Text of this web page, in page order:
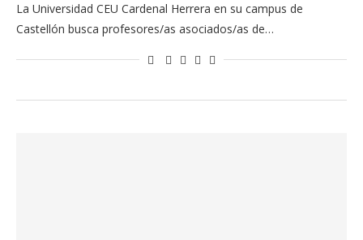
La Universidad CEU Cardenal Herrera en su campus de
Castellón busca profesores/as asociados/as de…